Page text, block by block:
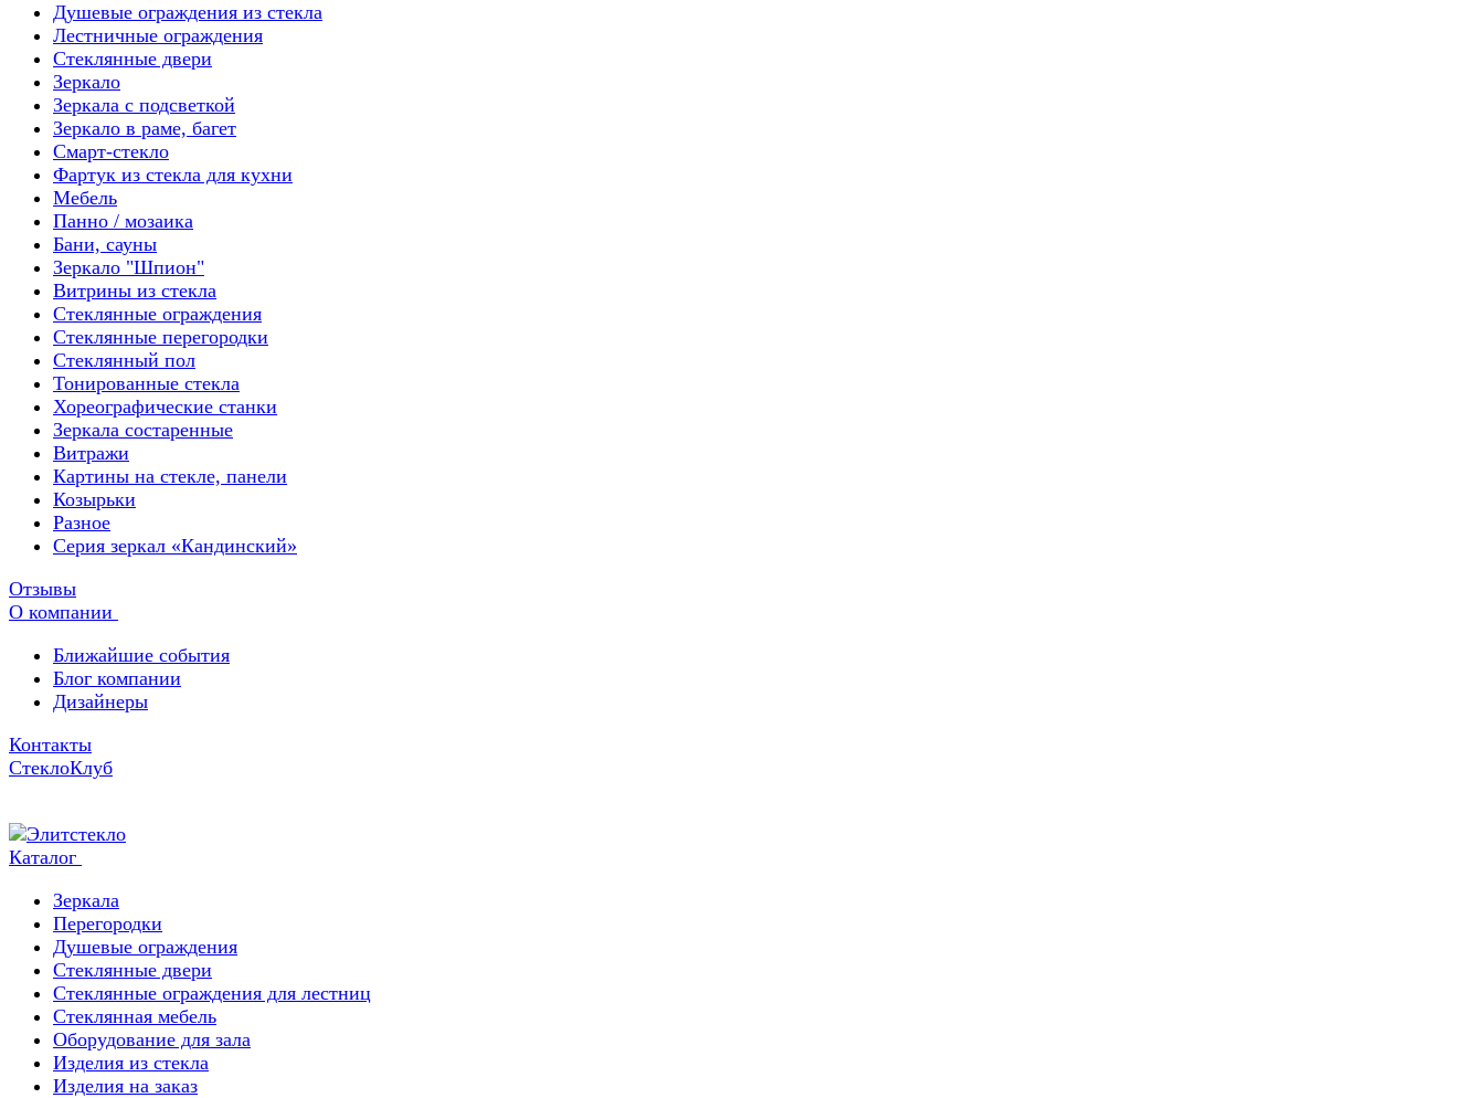
Душевые ограждения из стекла
Лестничные ограждения
Стеклянные двери
Зеркало
Зеркала с подсветкой
Зеркало в раме, багет
Смарт-стекло
Фартук из стекла для кухни
Мебель
Панно / мозаика
Бани, сауны
Зеркало "Шпион"
Витрины из стекла
Стеклянные ограждения
Стеклянные перегородки
Стеклянный пол
Тонированные стекла
Хореографические станки
Зеркала состаренные
Витражи
Картины на стекле, панели
Козырьки
Разное
Серия зеркал «Кандинский»
Отзывы
О компании
Ближайшие события
Блог компании
Дизайнеры
Контакты
СтеклоКлуб
Каталог
Зеркала
Перегородки
Душевые ограждения
Стеклянные двери
Стеклянные ограждения для лестниц
Стеклянная мебель
Оборудование для зала
Изделия из стекла
Изделия на заказ